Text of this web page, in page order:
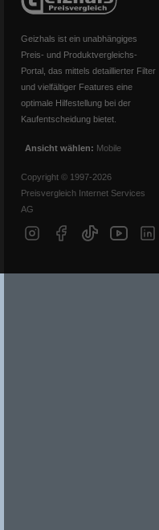
Geizhals ist ein unabhängiges
Preis- und Produktvergleichs-
Portal, das mittels detaillierter Filter
und vielfältiger Features eine
optimale Hilfestellung bei der
Kaufentscheidung bietet.
Ansicht wählen: Mobile
Copyright © 1997-2026
Preisvergleich Internet Services
AG